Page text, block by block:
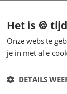
Het is 🍪 tijd
Onze website
je in met alle
DETAILS